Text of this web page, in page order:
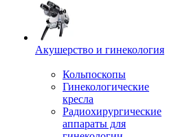
Акушерство и гинекология
Кольпоскопы
Гинекологические
кресла
Радиохирургические
аппараты для